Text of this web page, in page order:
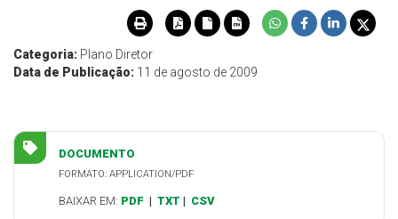
Categoria: Plano Diretor
Data de Publicação: 11 de agosto de 2009
DOCUMENTO
FORMATO: APPLICATION/PDF
BAIXAR EM: PDF | TXT | CSV